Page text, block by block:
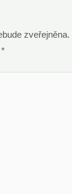
zveřejněna.
*